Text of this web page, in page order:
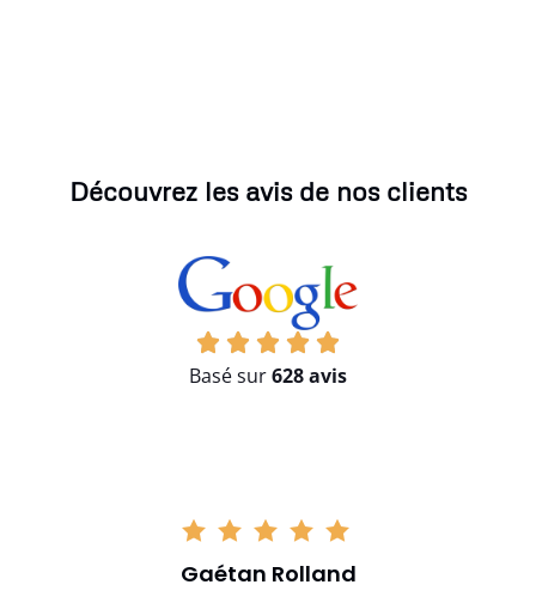
Découvrez les avis de nos clients
Basé sur628 avis
Gaétan Rolland